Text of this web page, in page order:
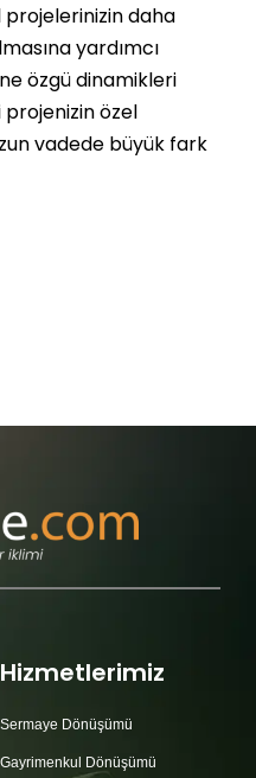
daha
yardımcı
özgü dinamikleri
özel
vadede büyük fark
Hizmetlerimiz
Sermaye Dönüşümü
Gayrimenkul Dönüşümü